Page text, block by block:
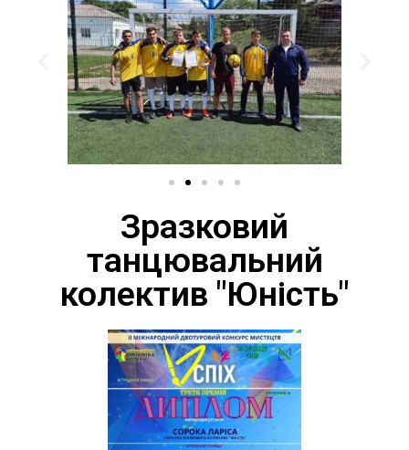
Зразковий
танцювальний
колектив "Юність"